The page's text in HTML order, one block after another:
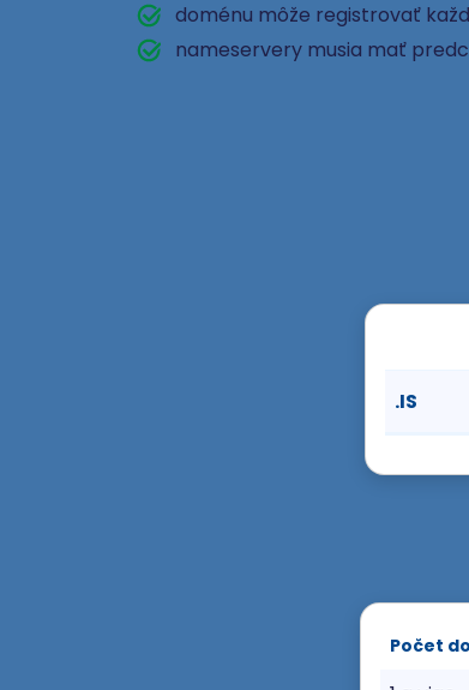
doménu môže registrovať
nameservery musia mať
.IS
Počet